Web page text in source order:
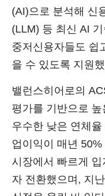
(AI)으로 분석해 신
(LLM) 등 최신 AI
중저신용자들도 쉽
을 수 있도록 지원
밸런스히어로의
평가를 기반으로
우수한 낮은 연체
업이익이 매년
시장에서 빠르게
자 전환했으며, 지